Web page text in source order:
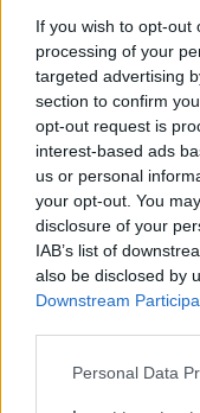
If you wish to opt-out
processing of your
targeted advertising
section to confirm
opt-out request is
interest-based ads
us or personal
your opt-out. You
disclosure of your
IAB’s list of
also be disclosed by
Downstream
Personal Data